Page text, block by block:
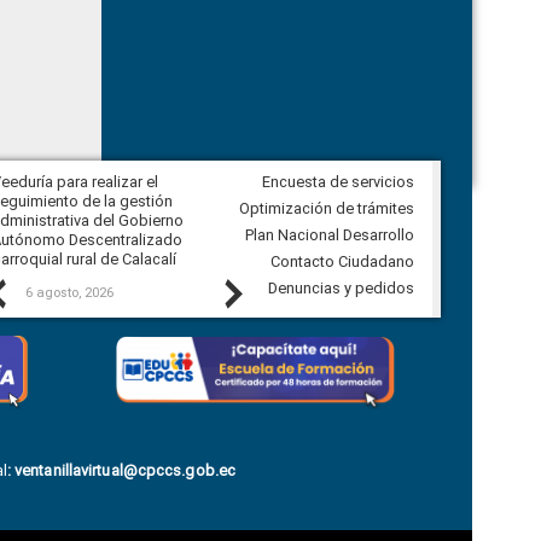
Previous
para realizar el
de la gestión
del Gobierno
Descentralizado
rural de Calacalí
6 agosto, 2026
Veeduría para vigilar los acuerdos,
derivados de la Audiencia Pública
comunidad Urbina, parroquia la
Carolina
5 agosto, 2026
Next
Encuesta de servicios
Optimización de trámites
Plan Nacional Desarrollo
Contacto Ciudadano
Denuncias y pedidos
:ventanillavirtual@cpccs.gob.ec